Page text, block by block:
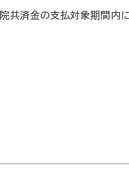
済金の支払対象期間